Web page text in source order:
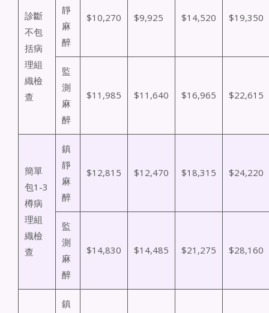
診斷
不包
括病
理組
織檢
查
靜
麻
醉
$10,270 $9,925 $14,520 $19,350
監
測
麻
醉
$11,985 $11,640 $16,965 $22,615
簡單
包1-3
樽病
理組
織檢
查
鎮
靜
麻
醉
$12,815 $12,470 $18,315 $24,220
監
測
麻
醉
$14,830 $14,485 $21,275 $28,160
鎮